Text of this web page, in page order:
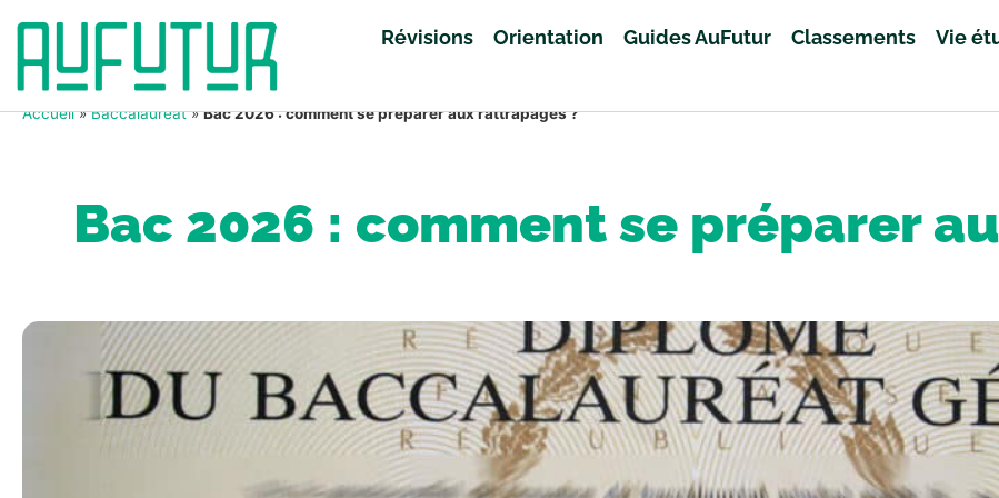
Révisions Orientation Guides AuFutur Classements Vie
Accueil»Baccalauréat»Bac 2026 : comment se préparer aux rattrapages ?
Bac 2026 : comment se préparer